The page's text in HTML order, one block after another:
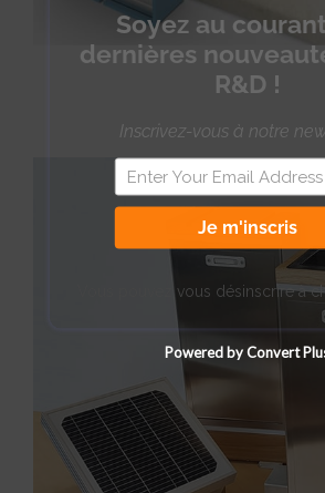
Soyez au
dernières
R&D !
Inscrivez-vous à notre
Je m'inscris
Vous pouvez vous désinscrire à
Powered by Convert